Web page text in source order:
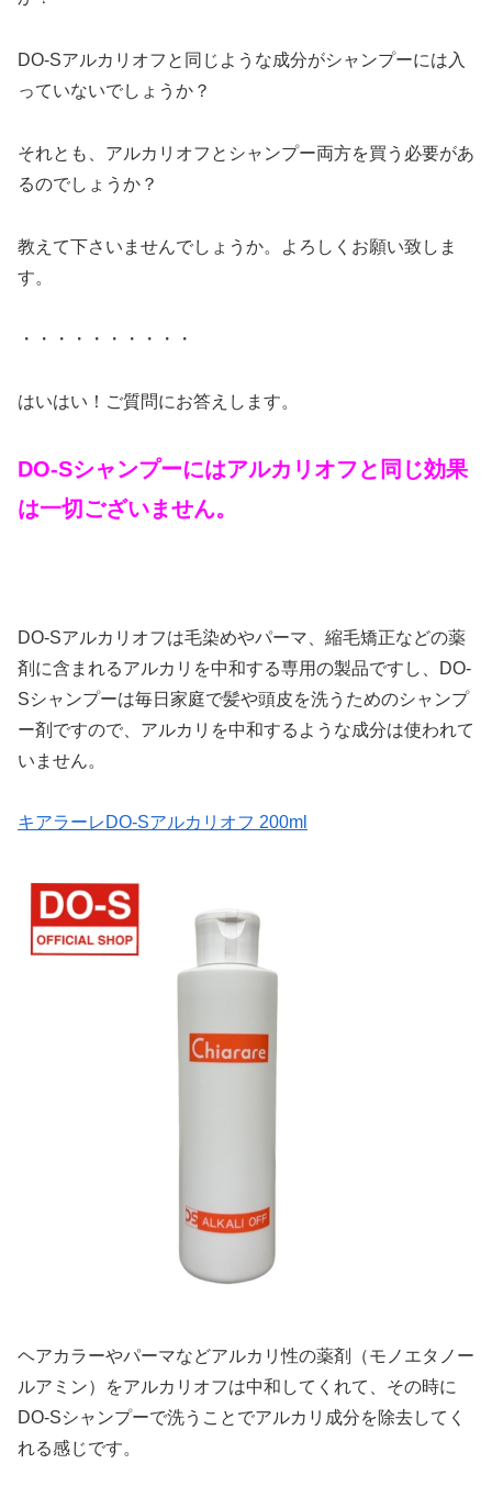
DO-Sアルカリオフと同じような成分がシャンプーには入
っていないでしょうか？
それとも、アルカリオフとシャンプー両方を買う必要があ
るのでしょうか？
教えて下さいませんでしょうか。よろしくお願い致しま
す。
・・・・・・・・・・
はいはい！ご質問にお答えします。
DO-Sシャンプーにはアルカリオフと同じ効果
は一切ございません。
DO-Sアルカリオフは毛染めやパーマ、縮毛矯正などの薬
剤に含まれるアルカリを中和する専用の製品ですし、DO-
Sシャンプーは毎日家庭で髪や頭皮を洗うためのシャンプ
ー剤ですので、アルカリを中和するような成分は使われて
いません。
キアラーレDO-Sアルカリオフ 200ml
ヘアカラーやパーマなどアルカリ性の薬剤（モノエタノー
ルアミン）をアルカリオフは中和してくれて、その時に
DO-Sシャンプーで洗うことでアルカリ成分を除去してく
れる感じです。